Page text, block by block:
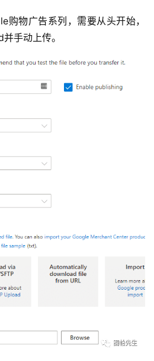
购物广告系列，需要从头开始，
手动上传。